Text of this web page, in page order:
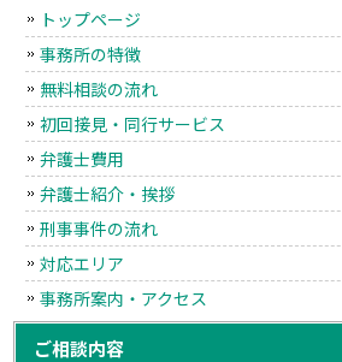
トップページ
事務所の特徴
無料相談の流れ
初回接見・同行サービス
弁護士費用
弁護士紹介・挨拶
刑事事件の流れ
対応エリア
事務所案内・アクセス
ご相談内容